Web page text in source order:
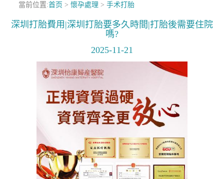
當前位置:首页 > 懷孕處理 > 手术打胎
深圳打胎費用|深圳打胎要多久時間|打胎後需要住院
嗎?
2025-11-21